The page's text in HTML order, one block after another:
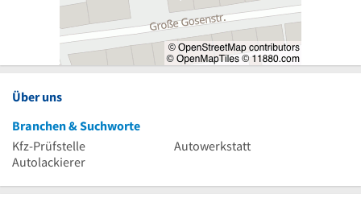
Über uns
Branchen & Suchworte
Kfz-Prüfstelle
Autowerkstatt
Autolackierer